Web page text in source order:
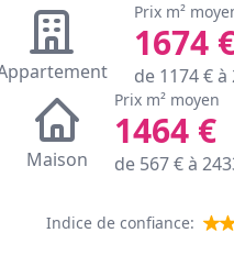
Prix m²
1674
de 1174€ à
Maison
Prix m² moyen
1464€
de 567€ à
Indice de confiance: